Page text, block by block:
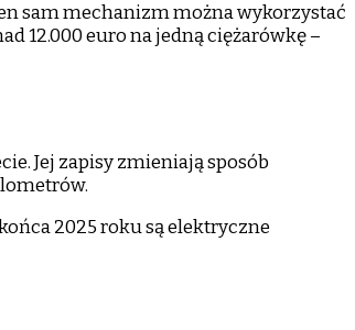
sam mechanizm można wykorzystać
12.000 euro na jedną ciężarówkę –
Jej zapisy zmieniają sposób
2025 roku są elektryczne